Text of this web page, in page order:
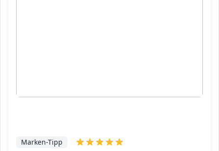
Marken-Tipp